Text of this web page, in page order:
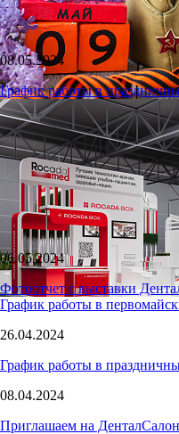
08.05.2024
График работы в
06.05.2024
Фотоотчет с выставки
График работы в
26.04.2024
График работы в
08.04.2024
Приглашаем на